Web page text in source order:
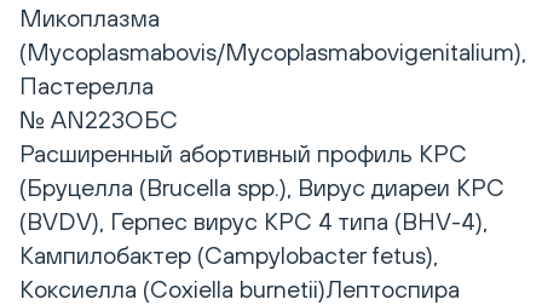
Микоплазма
(Mycoplasmabovis/Mycoplasmabovigenitalium),
Пастерелла
№ AN223ОБС
Расширенный абортивный профиль КРС
(Бруцелла (Brucella spp.), Вирус диареи КРС
(BVDV), Герпес вирус КРС 4 типа (BHV-4),
Кампилобактер (Campylobacter fetus),
Коксиелла (Coxiella burnetii)Лептоспира